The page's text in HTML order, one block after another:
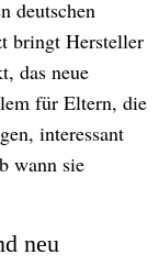
deutschen
bringt Hersteller
das neue
für Eltern, die
interessant
wann sie
neu